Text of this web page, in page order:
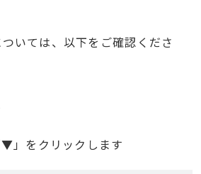
いては、以下をご確認くださ
」をクリックします